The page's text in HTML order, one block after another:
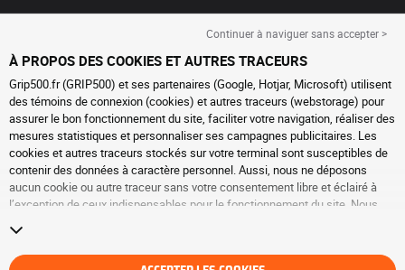
Continuer à naviguer sans accepter >
À PROPOS DES COOKIES ET AUTRES TRACEURS
Grip500.fr (GRIP500) et ses partenaires (Google, Hotjar, Microsoft) utilisent
des témoins de connexion (cookies) et autres traceurs (webstorage) pour
assurer le bon fonctionnement du site, faciliter votre navigation, réaliser des
mesures statistiques et personnaliser ses campagnes publicitaires. Les
cookies et autres traceurs stockés sur votre terminal sont susceptibles de
contenir des données à caractère personnel. Aussi, nous ne déposons
aucun cookie ou autre traceur sans votre consentement libre et éclairé à
l’exception de ceux indispensables pour le fonctionnement du site. Nous
consentement à tout moment en vous rendant sur la
traceurs. Vous pouvez choisir de continuer à naviguer sans accepter le